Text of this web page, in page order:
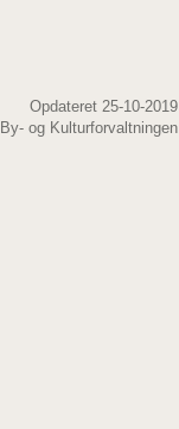
Opdateret 25-10-2019
By- og Kulturforvaltningen